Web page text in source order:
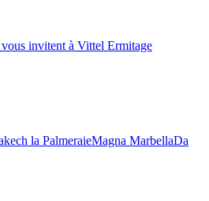
invitent à Vittel Ermitage
la PalmeraieMagna MarbellaDa